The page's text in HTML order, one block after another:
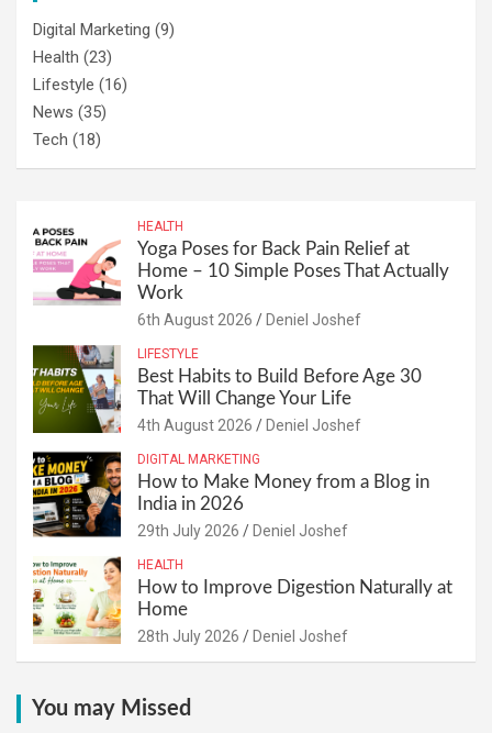
Digital Marketing (9)
Health (23)
Lifestyle (16)
News (35)
Tech (18)
HEALTH
Yoga Poses for Back Pain Relief at
Home – 10 Simple Poses That Actually
Work
6th August 2026 Deniel Joshef
LIFESTYLE
Best Habits to Build Before Age 30
That Will Change Your Life
4th August 2026 Deniel Joshef
DIGITAL MARKETING
How to Make Money from a Blog in
India in 2026
29th July 2026 Deniel Joshef
HEALTH
How to Improve Digestion Naturally at
Home
28th July 2026 Deniel Joshef
You may Missed